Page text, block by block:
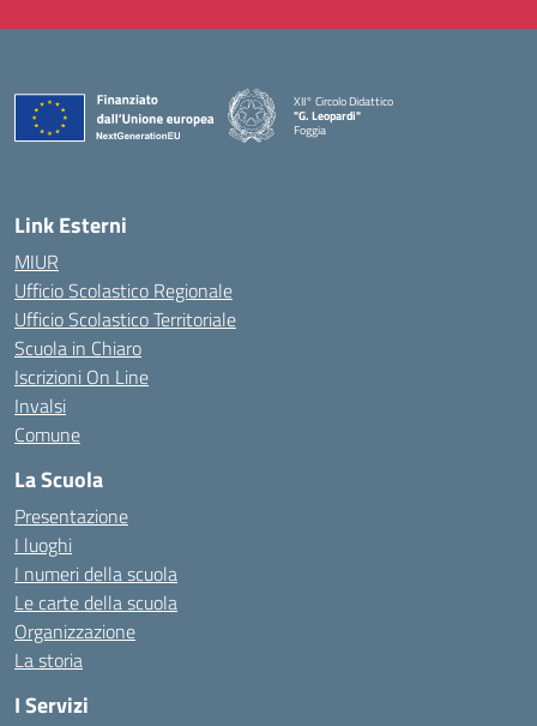
XII° Circolo Didattico
"G. Leopardi"
Foggia
— Visita la pagina iniziale della scuola
Link Esterni
MIUR
Ufficio Scolastico Regionale
Ufficio Scolastico Territoriale
Scuola in Chiaro
Iscrizioni On Line
Invalsi
Comune
La Scuola
Presentazione
I luoghi
I numeri della scuola
Le carte della scuola
Organizzazione
La storia
I Servizi